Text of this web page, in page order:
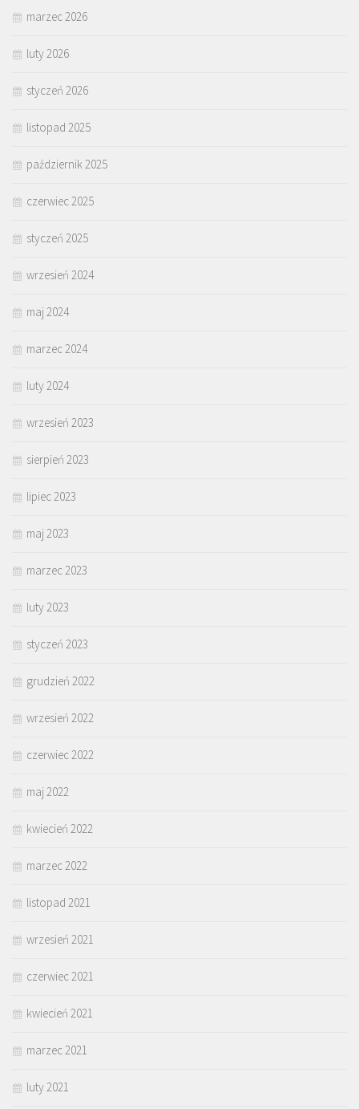
marzec 2026
luty 2026
styczeń 2026
listopad 2025
październik 2025
czerwiec 2025
styczeń 2025
wrzesień 2024
maj 2024
marzec 2024
luty 2024
wrzesień 2023
sierpień 2023
lipiec 2023
maj 2023
marzec 2023
luty 2023
styczeń 2023
grudzień 2022
wrzesień 2022
czerwiec 2022
maj 2022
kwiecień 2022
marzec 2022
listopad 2021
wrzesień 2021
czerwiec 2021
kwiecień 2021
marzec 2021
luty 2021